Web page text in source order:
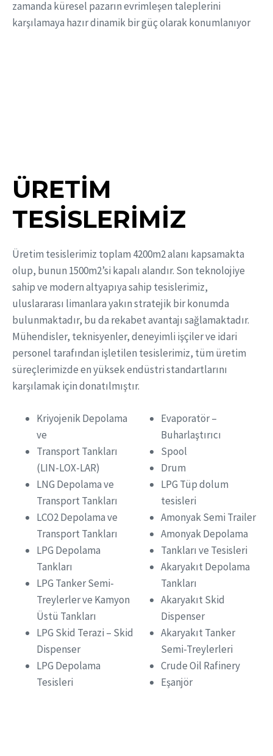
zamanda küresel pazarın evrimleşen taleplerini
karşılamaya hazır dinamik bir güç olarak konumlanıyor
ÜRETİM
TESİSLERİMİZ
Üretim tesislerimiz toplam 4200m2 alanı kapsamakta
olup, bunun 1500m2’si kapalı alandır. Son teknolojiye
sahip ve modern altyapıya sahip tesislerimiz,
uluslararası limanlara yakın stratejik bir konumda
bulunmaktadır, bu da rekabet avantajı sağlamaktadır.
Mühendisler, teknisyenler, deneyimli işçiler ve idari
personel tarafından işletilen tesislerimiz, tüm üretim
süreçlerimizde en yüksek endüstri standartlarını
karşılamak için donatılmıştır.
Kriyojenik Depolama
ve
Transport Tankları
(LIN-LOX-LAR)
LNG Depolama ve
Transport Tankları
LCO2 Depolama ve
Transport Tankları
LPG Depolama
Tankları
LPG Tanker Semi-
Treylerler ve Kamyon
Üstü Tankları
LPG Skid Terazi – Skid
Dispenser
LPG Depolama
Tesisleri
Evaporatör –
Buharlaştırıcı
Spool
Drum
LPG Tüp dolum
tesisleri
Amonyak Semi Trailer
Amonyak Depolama
Tankları ve Tesisleri
Akaryakıt Depolama
Tankları
Akaryakıt Skid
Dispenser
Akaryakıt Tanker
Semi-Treylerleri
Crude Oil Rafinery
Eşanjör